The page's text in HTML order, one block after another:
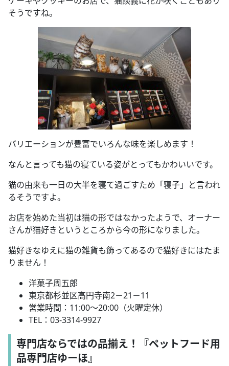
そうですね。
バリエーションが豊富でいろんな味を楽しめます！
なんと言っても猫の寝ている姿がとってもかわいいです。
猫の由来も一日の大半を寝て過ごすため「寝子」と言われ
るそうですよ。
お店を始めた当初は猫の形ではなかったようで、オーナー
さんが猫好きというところから今の形になりました。
猫好きなゆえに猫の雑貨も飾ってあるので猫好きにはたま
りません！
洋菓子周五郎
東京都杉並区高円寺南2－21－11
営業時間：11:00～20:00（火曜定休）
TEL：03-3314-9927
専門店ならではの品揃え！『ペットフード用
品専門店ゆーほ』